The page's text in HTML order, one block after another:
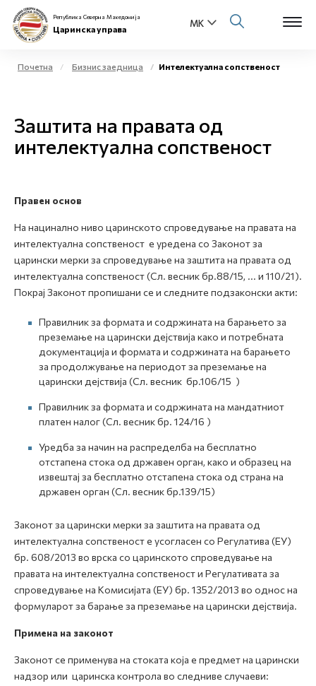
Е-Царина
Open
Медиа центар
Контакт
Република Северна Македонија
Царинска управа
Почетна Бизнис заедница Интелектуална сопственост
Заштита на правата од
интелектуална сопственост
Правен основ
На нацинално ниво царинското спроведување на правата на
интелектуална сопственост е уредена со Законот за
царински мерки за спроведување на заштита на правата од
интелектуална сопственост (Сл. весник бр.88/15, ... и 110/21).
Покрај Законот пропишани се и следните подзаконски акти:
Правилник за формата и содржината на барањето за
преземање на царински дејствија како и потребната
документација и формата и содржината на барањето
за продолжување на периодот за преземање на
царински дејствија (Сл. весник бр.106/15 )
Правилник за формата и содржината на мандатниот
платен налог (Сл. весник бр. 124/16 )
Уредба за начин на распределба на бесплатно
отстапeна стока од државен орган, како и образец на
извештај за бесплатно отстапена стока од страна на
државен орган (Сл. весник бр.139/15)
Законот за царински мерки за заштита на правата од
интелектуална сопственост е усогласен со Регулатива (ЕУ)
бр. 608/2013 во врска со царинското спроведување на
правата на интелектуална сопственост и Регулативата за
спроведување на Комисијата (ЕУ) бр. 1352/2013 во однос на
формуларот за барање за преземање на царински дејствија.
Примена на законот
Законот се применува на стоката која е предмет на царински
надзор или царинска контрола во следниве случаеви: